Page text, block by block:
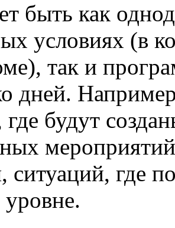
быть как
условиях (в
так и
дней.
будут
где